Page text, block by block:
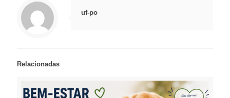
uf-po
Relacionadas